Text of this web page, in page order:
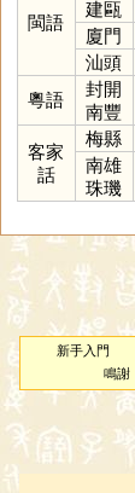
閩語
建甌
廈門
汕頭
粵語
封開
南豐
客家
話
梅縣
南雄
珠璣
新手入門
鳴謝